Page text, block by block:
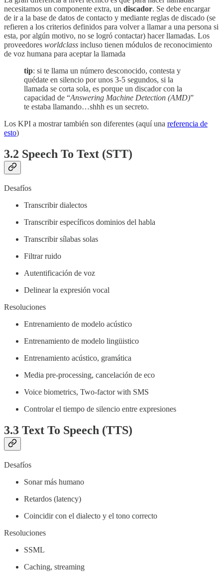
necesitamos un componente extra, un discador. Se debe encargar
de ir a la base de datos de contacto y mediante reglas de discado (se
refieren a los criterios definidos para volver a llamar a una persona si
esta, por algún motivo, no se logró contactar) hacer llamadas. Los
proveedores worldclass incluso tienen módulos de reconocimiento
de voz humana para aceptar la llamada
tip: si te llama un número desconocido, contesta y
quédate en silencio por unos 3-5 segundos, si la
llamada se corta sola, es porque un discador con la
capacidad de “Answering Machine Detection (AMD)”
te estaba llamando…shhh es un secreto.
Los KPI a mostrar también son diferentes (aquí una referencia de
esto)
3.2 Speech To Text (STT)
Desafíos
Transcribir dialectos
Transcribir específicos dominios del habla
Transcribir sílabas solas
Filtrar ruido
Autentificación de voz
Delinear la expresión vocal
Resoluciones
Entrenamiento de modelo acústico
Entrenamiento de modelo lingüistico
Entrenamiento acústico, gramática
Media pre-processing, cancelación de eco
Voice biometrics, Two-factor with SMS
Controlar el tiempo de silencio entre expresiones
3.3 Text To Speech (TTS)
Desafíos
Sonar más humano
Retardos (latency)
Coincidir con el dialecto y el tono correcto
Resoluciones
SSML
Caching, streaming